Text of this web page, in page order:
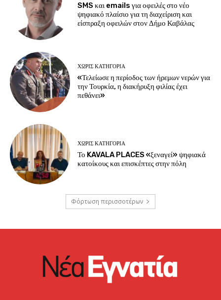
SMS και emails για οφειλές στο νέο
ψηφιακό πλαίσιο για τη διαχείριση και
είσπραξη οφειλών στον Δήμο Καβάλας
ΧΩΡΊΣ ΚΑΤΗΓΟΡΊΑ
«Τελείωσε η περίοδος των ήρεμων νερών για
την Τουρκία, η διακήρυξη φιλίας έχει
πεθάνει»
ΧΩΡΊΣ ΚΑΤΗΓΟΡΊΑ
Το KAVALA PLACES «ξεναγεί» ψηφιακά
κατοίκους και επισκέπτες στην πόλη
Φόρτωση περισσοτέρων